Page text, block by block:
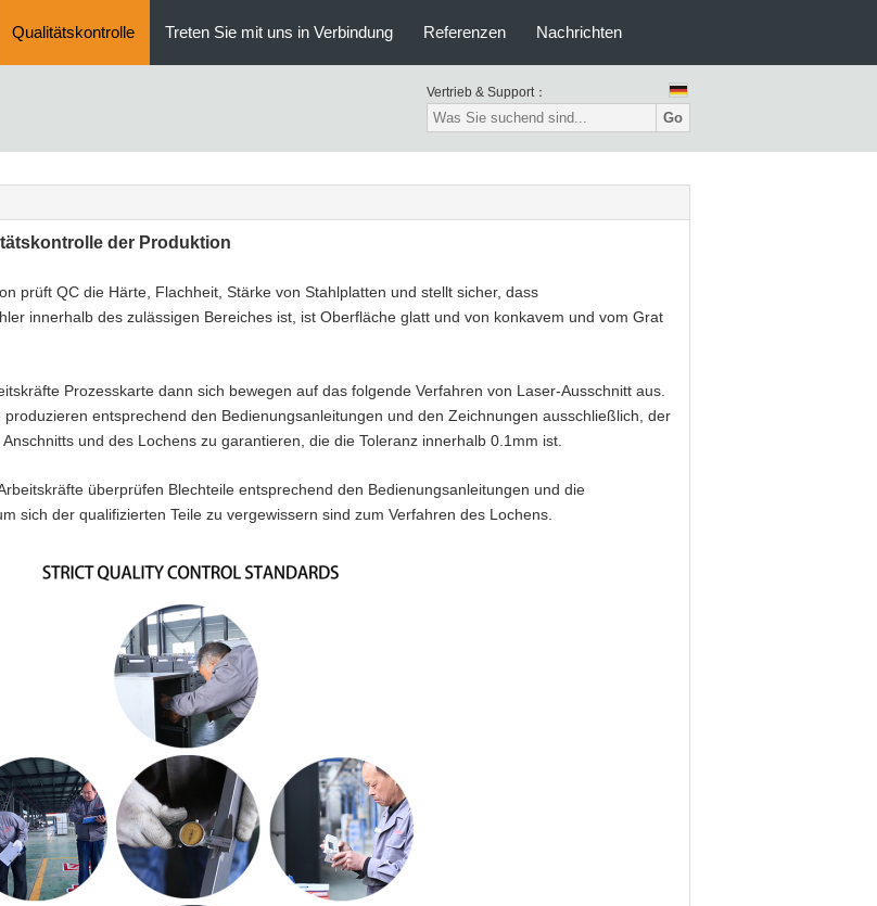
Qualitätskontrolle Treten Sie mit uns in Verbindung Referenzen Nachrichten
Vertrieb & Support：
Go
der Produktion
prüft QC die Härte, Flachheit, Stärke von Stahlplatten und stellt sicher, dass
innerhalb des zulässigen Bereiches ist, ist Oberfläche glatt und von konkavem und vom Grat
Prozesskarte dann sich bewegen auf das folgende Verfahren von Laser-Ausschnitt aus.
produzieren entsprechend den Bedienungsanleitungen und den Zeichnungen ausschließlich, der
und des Lochens zu garantieren, die die Toleranz innerhalb 0.1mm ist.
überprüfen Blechteile entsprechend den Bedienungsanleitungen und die
sich der qualifizierten Teile zu vergewissern sind zum Verfahren des Lochens.